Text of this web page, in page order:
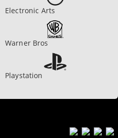
Electronic Arts
Warner Bros
Playstation